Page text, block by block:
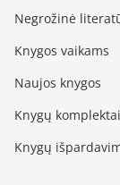
Negrožinė
Knygos vaikams
Naujos knygos
Knygų komplektai
Knygų